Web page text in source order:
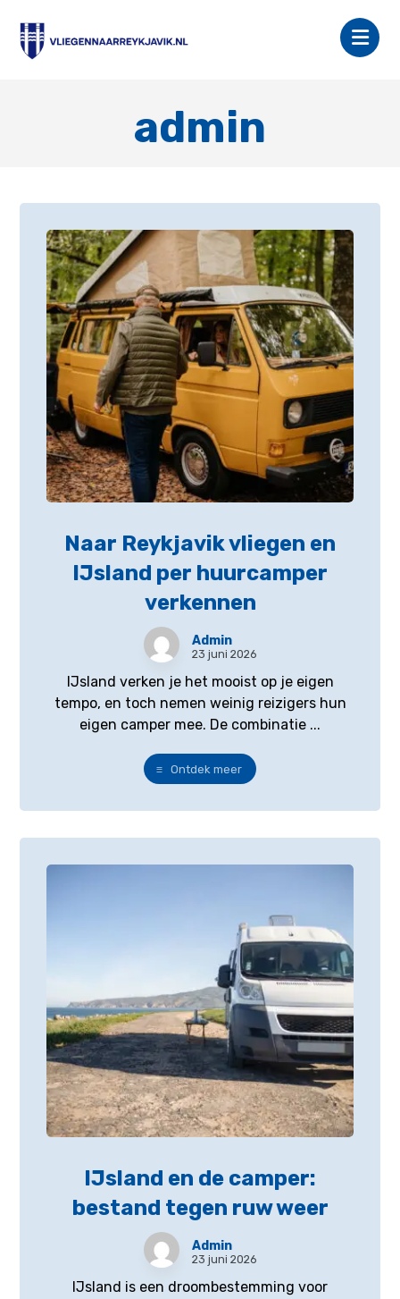
admin
Naar Reykjavik vliegen en
IJsland per huurcamper
verkennen
Admin
23 juni 2026
IJsland verken je het mooist op je eigen
tempo, en toch nemen weinig reizigers hun
eigen camper mee. De combinatie ...
Ontdek meer
IJsland en de camper:
bestand tegen ruw weer
Admin
23 juni 2026
IJsland is een droombestemming voor